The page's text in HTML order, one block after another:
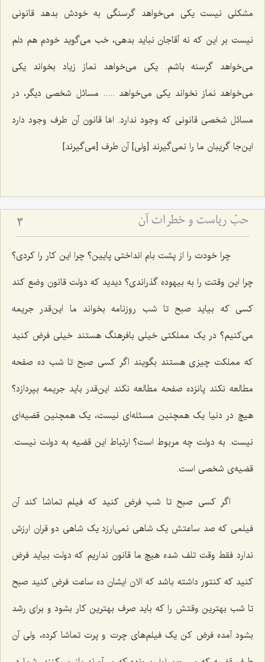
مشکلی نیست یکی می‌خواهد گرسنگی به خودش بدهد قانونی
نیست بر این که نه آقاجان نباید بدهی، خب می‌گوید خودم هم دلم
می‌خواهد گرسنه باشم. یکی می‌خواهد نماز زیاد بخواند یکی
می‌خواهد نماز نخواند یکی می‌خواهد ..... مسائل شخصی دیگر، در
مسائل شخصی قانونی که وجود ندارد. امّا قانون آن طرف وجود دارد
این‌جا گریبان ما را نمی‌گیرند [ولی‌] آن طرف [می‌گیرند]
حبّ ریاست و خطرات آن 3
چرا خودت را از پشت بام انداختی پایین؟ چرا این کار را کردی؟
چرا این وقتت را به بیهوده گذراندی؟ دیدید که دولت قانون وضع کند
کسی که بیاید صبح تا شب روزنامه بخواند ما این‌قدر جریمه
می‌کنیم؟ در یک مملکتی خیلی بافرهنگ هستند خیلی فرض کنید
که مملکت چیزی هستند بگویند اگر کسی صبح تا شب ده صفحه
مطالعه نکند پانزده صفحه مطالعه نکند این‌قدر باید جریمه بپردازد؟
هیچ در دنیا یک همچنین مسئله‌ای نیست، یک همچنین قضیه‌ای
نیست. به دولت چه مربوط است؟ ارتباط این قضیه به دولت نیست.
قضیه‌ی شخصی است.
اگر کسی صبح تا شب فرض کنید که فیلم تماشا کند آن
فیلمی که صد ساعتش یک شاهی نمی‌ارزد یک شاهی دو قران ارزش
ندارد فقط وقت تلف شده هیچ ما قانون نداریم که دولت بیاید فرض
کنید که کنتور داشته باشد که الان ایشان ده ساعت فرض کنید صبح
تا شب بهترین وقتش را که باید صرف بهترین کار بشود و برای رشد
بشود آمده فرض کن یک فیلم‌های چرت و پرت تماشا کرده، ولی آن